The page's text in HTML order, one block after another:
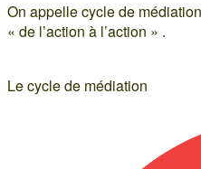
On appelle cycle de
« de l’action à l’action » .
Le cycle de médiation